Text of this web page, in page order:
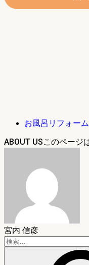
お風呂リフォーム
ABOUT US
宮内 信彦
検
索: